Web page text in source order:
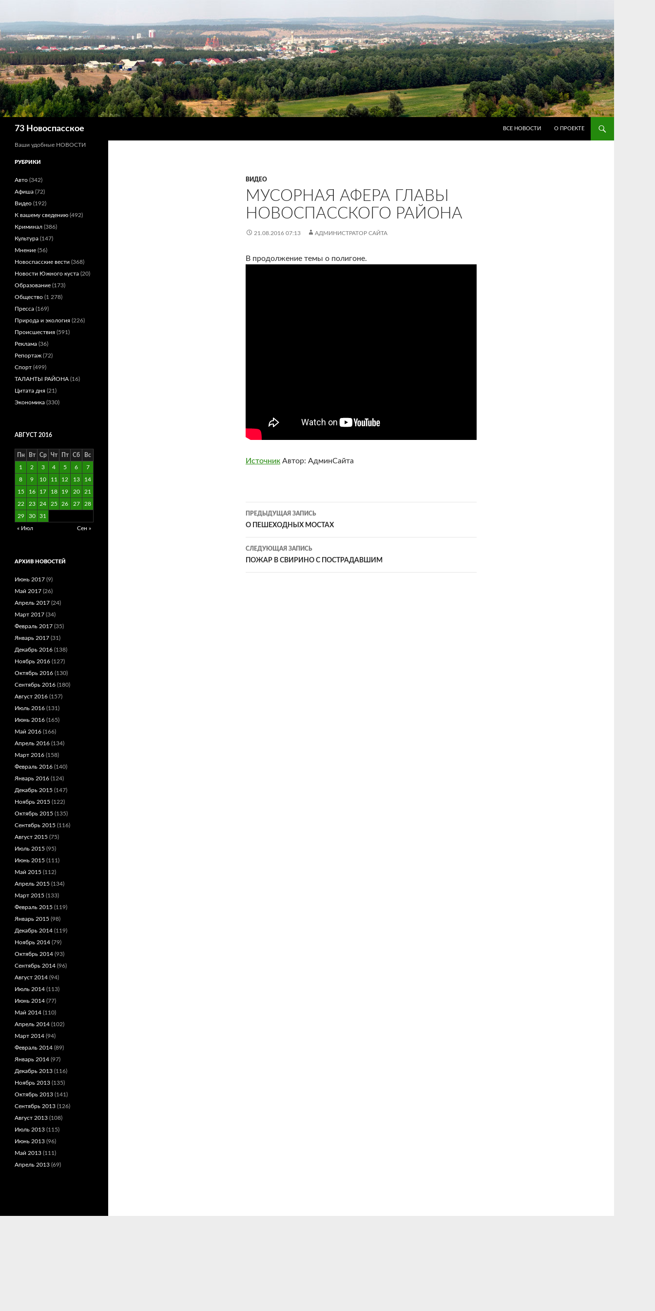
73 Новоспасское
ВСЕ НОВОСТИ
О ПРОЕКТЕ
ВИДЕО
МУСОРНАЯ АФЕРА ГЛАВЫ
НОВОСПАССКОГО РАЙОНА
21.08.2016 07:13 АДМИНИСТРАТОР САЙТА
В продолжение темы о полигоне.
Источник Автор: АдминСайта
Навигация
по
записям
ПРЕДЫДУЩАЯ ЗАПИСЬ
О ПЕШЕХОДНЫХ МОСТАХ
СЛЕДУЮЩАЯ ЗАПИСЬ
ПОЖАР В СВИРИНО С ПОСТРАДАВШИМ
Ваши удобные НОВОСТИ
РУБРИКИ
Авто (342)
Афиша (72)
Видео (192)
К вашему сведению (492)
Криминал (386)
Культура (147)
Мнение (56)
Новоспасские вести (368)
Новости Южного куста (20)
Образование (173)
Общество (1 278)
Пресса (169)
Природа и экология (226)
Происшествия (591)
Реклама (36)
Репортаж (72)
Спорт (499)
ТАЛАНТЫ РАЙОНА (16)
Цитата дня (21)
Экономика (330)
АВГУСТ 2016
Пн Вт Ср Чт Пт Сб Вс
1 2 3 4 5 6 7
8 9 10 11 12 13 14
15 16 17 18 19 20 21
22 23 24 25 26 27 28
29 30 31
« Июл Сен »
АРХИВ НОВОСТЕЙ
Июнь 2017 (9)
Май 2017 (26)
Апрель 2017 (24)
Март 2017 (34)
Февраль 2017 (35)
Январь 2017 (31)
Декабрь 2016 (138)
Ноябрь 2016 (127)
Октябрь 2016 (130)
Сентябрь 2016 (180)
Август 2016 (157)
Июль 2016 (131)
Июнь 2016 (165)
Май 2016 (166)
Апрель 2016 (134)
Март 2016 (158)
Февраль 2016 (140)
Январь 2016 (124)
Декабрь 2015 (147)
Ноябрь 2015 (122)
Октябрь 2015 (135)
Сентябрь 2015 (116)
Август 2015 (75)
Июль 2015 (95)
Июнь 2015 (111)
Май 2015 (112)
Апрель 2015 (134)
Март 2015 (133)
Февраль 2015 (119)
Январь 2015 (98)
Декабрь 2014 (119)
Ноябрь 2014 (79)
Октябрь 2014 (93)
Сентябрь 2014 (96)
Август 2014 (94)
Июль 2014 (113)
Июнь 2014 (77)
Май 2014 (110)
Апрель 2014 (102)
Март 2014 (94)
Февраль 2014 (89)
Январь 2014 (97)
Декабрь 2013 (116)
Ноябрь 2013 (135)
Октябрь 2013 (141)
Сентябрь 2013 (126)
Август 2013 (108)
Июль 2013 (115)
Июнь 2013 (96)
Май 2013 (111)
Апрель 2013 (69)